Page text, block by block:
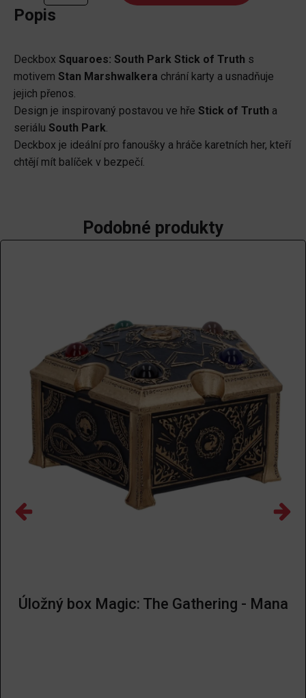
Park
Truth
-
Stan
Marshwalker
množství
Popis
Deckbox Squaroes: South Park Stick of Truth s
motivem Stan Marshwalkera chrání karty a usnadňuje
jejich přenos.
Design je inspirovaný postavou ve hře Stick of Truth a
seriálu South Park.
Deckbox je ideální pro fanoušky a hráče karetních her, kteří
chtějí mít balíček v bezpečí.
Podobné produkty
Úložný box Magic: The Gathering - Mana